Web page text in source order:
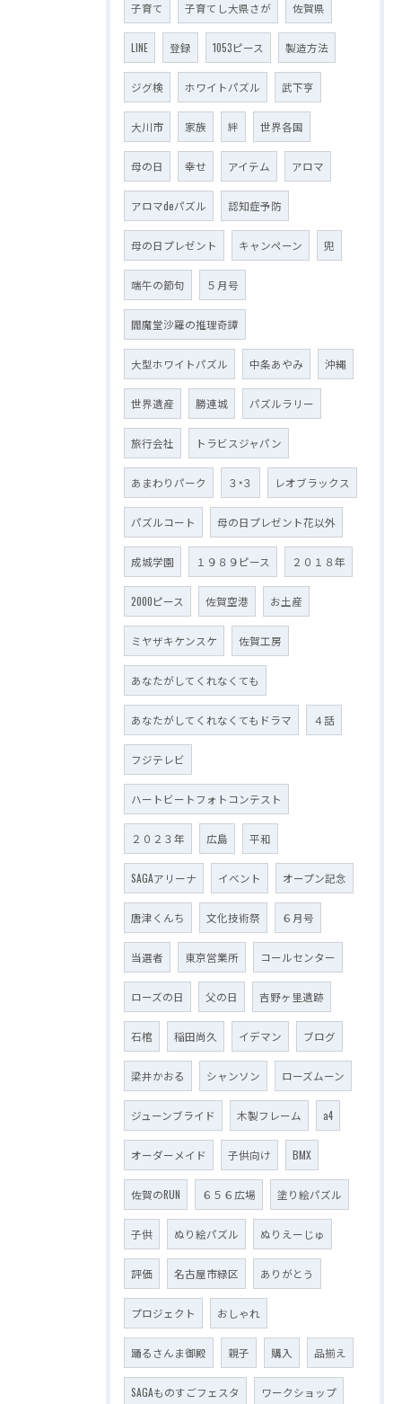
子育て 子育てし大県さが 佐賀県
LINE 登録 1053ピース 製造方法
ジグ検 ホワイトパズル 武下亨
大川市 家族 絆 世界各国
母の日 幸せ アイテム アロマ
アロマdeパズル 認知症予防
母の日プレゼント キャンペーン 兜
端午の節句 ５月号
閻魔堂沙羅の推理奇譚
大型ホワイトパズル 中条あやみ 沖縄
世界遺産 勝連城 パズルラリー
旅行会社 トラビスジャパン
あまわりパーク ３×３ レオブラックス
パズルコート 母の日プレゼント花以外
成城学園 １９８９ピース ２０１８年
2000ピース 佐賀空港 お土産
ミヤザキケンスケ 佐賀工房
あなたがしてくれなくても
あなたがしてくれなくてもドラマ ４話
フジテレビ
ハートビートフォトコンテスト
２０２３年 広島 平和
SAGAアリーナ イベント オープン記念
唐津くんち 文化技術祭 ６月号
当選者 東京営業所 コールセンター
ローズの日 父の日 吉野ヶ里遺跡
石棺 稲田尚久 イデマン ブログ
梁井かおる シャンソン ローズムーン
ジューンブライド 木製フレーム a4
オーダーメイド 子供向け BMX
佐賀のRUN ６５６広場 塗り絵パズル
子供 ぬり絵パズル ぬりえーじゅ
評価 名古屋市緑区 ありがとう
プロジェクト おしゃれ
踊るさんま御殿 親子 購入 品揃え
SAGAものすごフェスタ ワークショップ